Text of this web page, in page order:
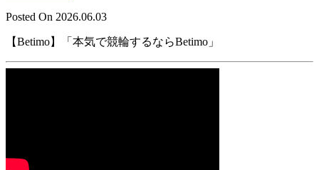
Posted On 2026.06.03
【Betimo】「本気で競輪するならBetimo」